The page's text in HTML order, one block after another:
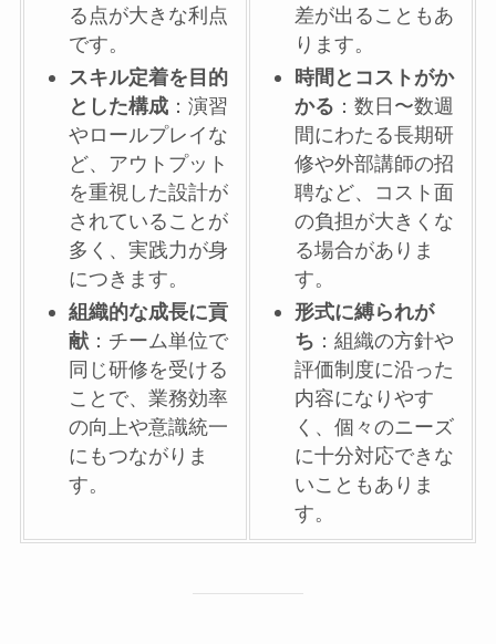
る点が大きな利点
です。
スキル定着を目的
とした構成 ：演習
やロールプレイな
ど、アウトプット
を重視した設計が
されていることが
多く、実践力が身
につきます。
組織的な成長に貢
献 ：チーム単位で
同じ研修を受ける
ことで、業務効率
の向上や意識統一
にもつながりま
す。
差が出ることもあ
ります。
時間とコストがか
かる ：数日〜数週
間にわたる長期研
修や外部講師の招
聘など、コスト面
の負担が大きくな
る場合がありま
す。
形式に縛られが
ち ：組織の方針や
評価制度に沿った
内容になりやす
く、個々のニーズ
に十分対応できな
いこともありま
す。